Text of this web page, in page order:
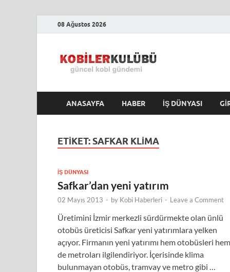
08 Ağustos 2026
ANASAYFA HABER İŞ DÜNYASI
ETIKET: SAFKAR KLIMA
İŞ DÜNYASI
Safkar’dan yeni yatırım
02 Mayıs 2013 - by Kobi Haberleri - Leave a Comment
Üretimini İzmir merkezli sürdürmekte olan ünlü
otobüs üreticisi Safkar yeni yatırımlara yelken
açıyor. Firmanın yeni yatırımı hem otobüsleri hem
de metroları ilgilendiriyor. İçerisinde klima
bulunmayan otobüs, tramvay ve metro gibi …